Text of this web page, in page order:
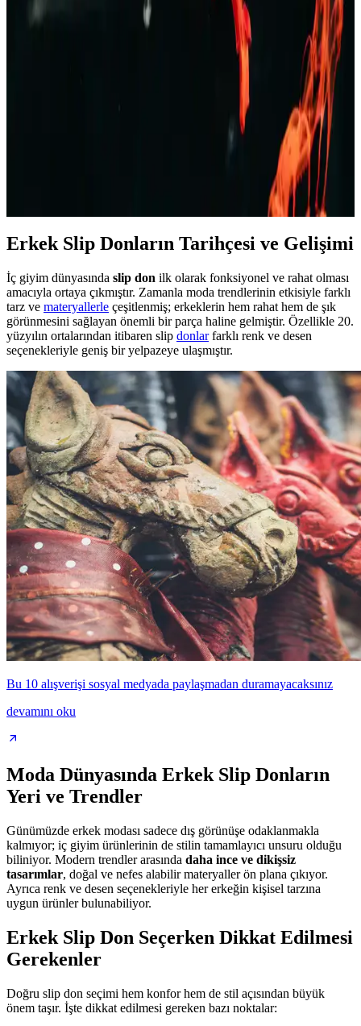
Erkek Bej Rengi Ceketler: Çok Yönlü ve Şık Giyim
Seçenekleri Rehberi
Bej rengi erkek ceketler, çok yönlülüğü ve şıklığıyla her sezon ve
ortamda tercih edilir. Farklı modeller ve kombinasyon önerileriyle
Erkek Kot Şort Modası 2023: Yaz Aylarında Şık ve
Yaz aylarında rahat ve şık kalmak isteyen erkekler için kot şortlar,
farklı kesim ve renk seçenekleriyle ideal tercih. Günlük, spor ve
resmi olmayan ortamlar için uygun modellerle tarzınızı yansıtın.
Erkek Slip Donların Tarihçesi ve Gelişimi
İç giyim dünyasında slip don ilk olarak fonksiyonel ve rahat olması
amacıyla ortaya çıkmıştır. Zamanla moda trendlerinin etkisiyle farklı
tarz ve materyallerle çeşitlenmiş; erkeklerin hem rahat hem de şık
görünmesini sağlayan önemli bir parça haline gelmiştir. Özellikle 20.
yüzyılın ortalarından itibaren slip donlarfarklı renk ve desen
seçenekleriyle geniş bir yelpazeye ulaşmıştır.
Bu 10 alışverişi sosyal medyada paylaşmadan duramayacaksınız
devamını oku
Moda Dünyasında Erkek Slip Donların
Yeri ve Trendler
Günümüzde erkek modası sadece dış görünüşe odaklanmakla
kalmıyor; iç giyim ürünlerinin de stilin tamamlayıcı unsuru olduğu
biliniyor. Modern trendler arasında daha ince ve dikişsiz
tasarımlar, doğal ve nefes alabilir materyaller ön plana çıkıyor.
Ayrıca renk ve desen seçenekleriyle her erkeğin kişisel tarzına
uygun ürünler bulunabiliyor.
Erkek Slip Don Seçerken Dikkat Edilmesi
Gerekenler
Doğru slip don seçimi hem konfor hem de stil açısından büyük
önem taşır. İşte dikkat edilmesi gereken bazı noktalar: